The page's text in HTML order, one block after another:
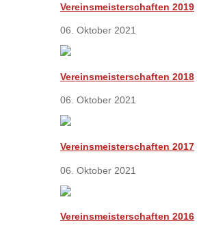
Vereinsmeisterschaften 2019
06. Oktober 2021
Vereinsmeisterschaften 2018
06. Oktober 2021
Vereinsmeisterschaften 2017
06. Oktober 2021
Vereinsmeisterschaften 2016